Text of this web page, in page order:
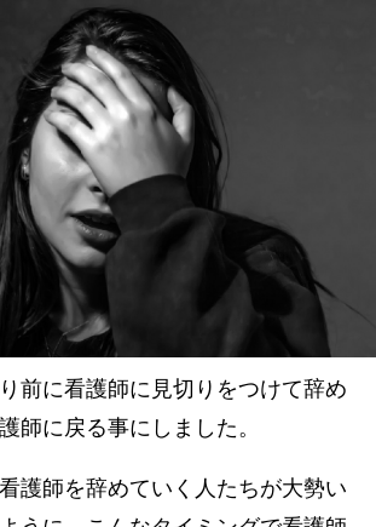
前に看護師に見切りをつけて辞め
師に戻る事にしました。
護師を辞めていく人たちが大勢い